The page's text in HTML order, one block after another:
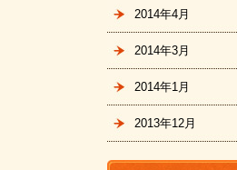
2014年4月
2014年3月
2014年1月
2013年12月